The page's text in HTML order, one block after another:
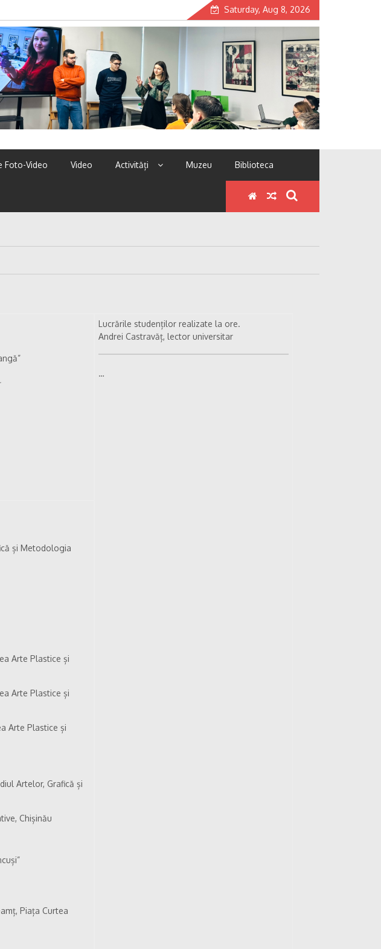
Saturday, Aug 8, 2026
Foto-Video Video Activități Muzeu Biblioteca
Lucrările studenților realizate la ore.
Andrei Castravăț, lector universitar
…
și Metodologia
Arte Plastice și
Arte Plastice și
Arte Plastice și
Artelor, Grafică și
Chișinău
Piața Curtea